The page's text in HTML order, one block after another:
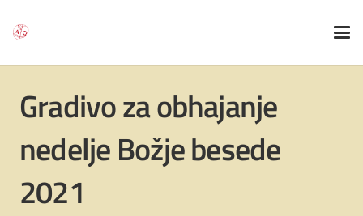
Gradivo za obhajanje
nedelje Božje besede
2021